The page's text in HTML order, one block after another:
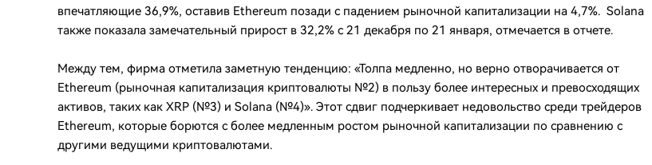
впечатляющие 36,9%, оставив Ethereum позади с падением рыночной капитализации на 4,7%. Solana
также показала замечательный прирост в 32,2% с 21 декабря по 21 января, отмечается в отчете.
Между тем, фирма отметила заметную тенденцию: «Толпа медленно, но верно отворачивается от
Ethereum (рыночная капитализация криптовалюты №2) в пользу более интересных и превосходящих
активов, таких как XRP (№3) и Solana (№4)». Этот сдвиг подчеркивает недовольство среди трейдеров
Ethereum, которые борются с более медленным ростом рыночной капитализации по сравнению с
другими ведущими криптовалютами.